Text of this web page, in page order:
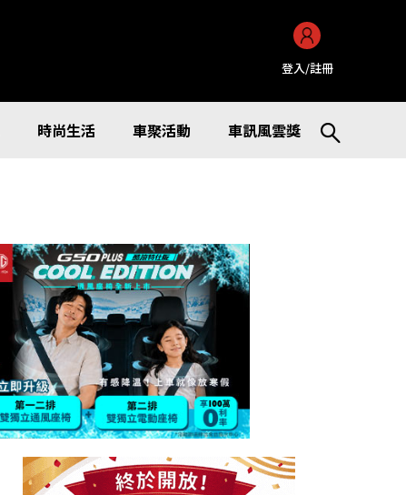
登入/註冊
時尚生活 車聚活動 車訊風雲獎